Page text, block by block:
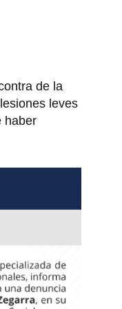
de la
leves
haber